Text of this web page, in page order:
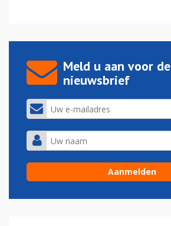
Meld u aan voor de
nieuwsbrief